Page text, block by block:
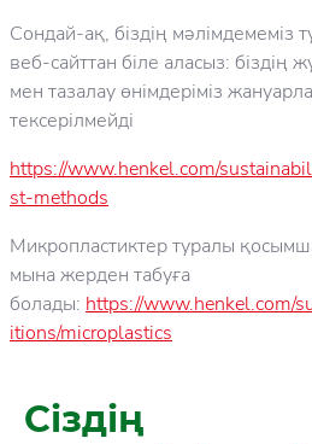
Ферменттер
Полимерлер
Хош иістер
Сондай-ақ, біздің мәлімдемеміз
веб-сайттан біле аласыз: біздің
мен тазалау өнімдеріміз
тексерілмейді
https://www.henkel.com/
st-methods
Микропластиктер туралы
мына жерден табуға
болады: https://www.henkel.com/
itions/microplastics
Сіздің